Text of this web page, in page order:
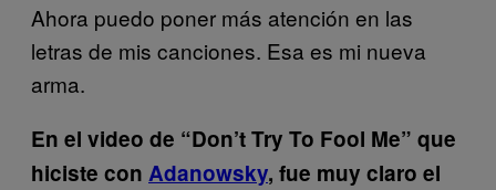
Ahora puedo poner más atención en las
letras de mis canciones. Esa es mi nueva
arma.
En el video de “Don’t Try To Fool Me” que
hiciste con Adanowsky, fue muy claro el